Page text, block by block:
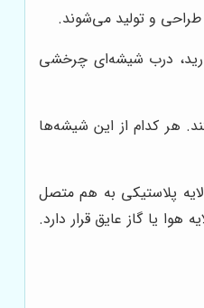
طراحی و تولید می‌شوند.
درب شیشه‌ای چرخشی
هر کدام از این شیشه‌ها
پلاستیکی به هم متصل
یا گاز عایق قرار دارد.